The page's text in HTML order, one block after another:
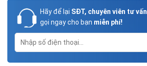
Hãy để lại SĐT, chuyên viên tư vấn
gọi ngay cho bạn miễn phí!